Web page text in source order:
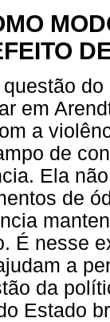
em
a
de
Ela
de
É nesse
a
da
Estado